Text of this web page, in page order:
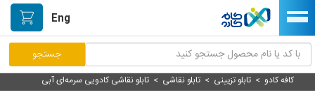
Eng
مرکز پاسخگویی مشتریان
کافه کادو > تابلو تزیینی > تابلو نقاشی > تابلو نقاشی کادویی سرمه‌ای آبی